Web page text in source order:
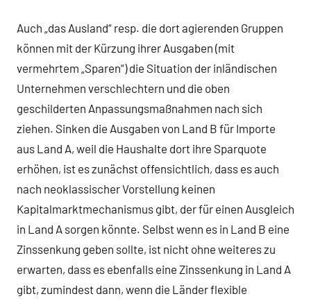
Auch „das Ausland“ resp. die dort agierenden Gruppen
können mit der Kürzung ihrer Ausgaben (mit
vermehrtem „Sparen“) die Situation der inländischen
Unternehmen verschlechtern und die oben
geschilderten Anpassungsmaßnahmen nach sich
ziehen. Sinken die Ausgaben von Land B für Importe
aus Land A, weil die Haushalte dort ihre Sparquote
erhöhen, ist es zunächst offensichtlich, dass es auch
nach neoklassischer Vorstellung keinen
Kapitalmarktmechanismus gibt, der für einen Ausgleich
in Land A sorgen könnte. Selbst wenn es in Land B eine
Zinssenkung geben sollte, ist nicht ohne weiteres zu
erwarten, dass es ebenfalls eine Zinssenkung in Land A
gibt, zumindest dann, wenn die Länder flexible